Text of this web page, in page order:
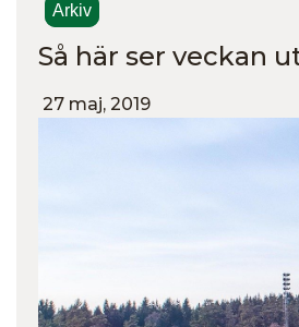
Arkiv
Så här ser veckan
27 maj, 2019